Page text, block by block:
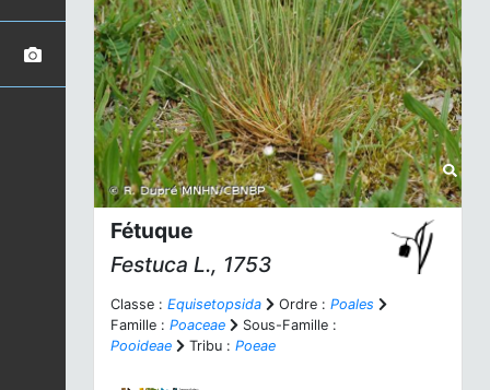
Fétuque
Festuca L., 1753
Classe : Equisetopsida Ordre : Poales
Famille : Poaceae
Sous-Famille :
Pooideae
Tribu : Poeae